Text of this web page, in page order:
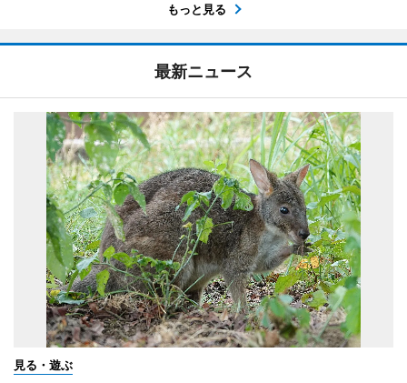
もっと見る
最新ニュース
見る・遊ぶ